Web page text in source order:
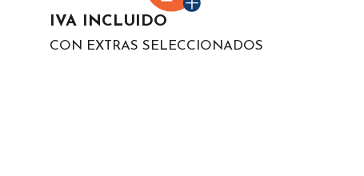
IVA INCLUIDO
CON EXTRAS SELECCIONADOS